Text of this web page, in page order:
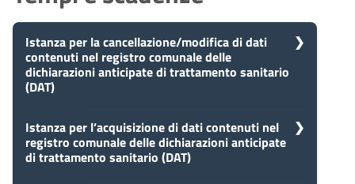
Istanza per la cancellazione/modifica di dati
contenuti nel registro comunale delle
dichiarazioni anticipate di trattamento sanitario
(DAT)
5
giorni
Presa in carico
Dopo aver presentato la tua
richiesta, il comune avvia il
Istanza per l’acquisizione di dati contenuti nel
registro comunale delle dichiarazioni anticipate
di trattamento sanitario (DAT)